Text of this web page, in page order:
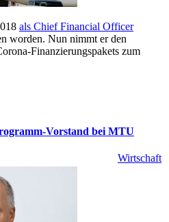
als Chief Financial Officer
worden. Nun nimmt er den
Finanzierungspakets zum
Vorstand bei MTU
Wirtschaft